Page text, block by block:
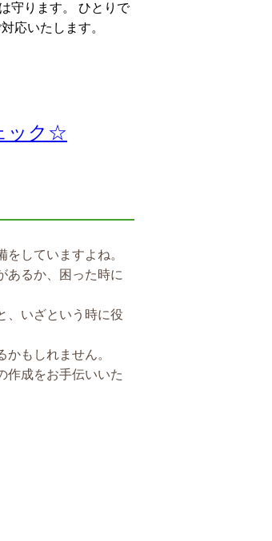
守ります。 ひとりで
応いたします。
ック☆
していますよね。
あるか、困った時に
、いざという時に役
もしれません。
作成をお手伝いいた